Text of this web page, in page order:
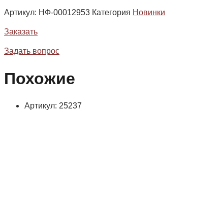
Артикул: НФ-00012953 Категория Новинки
Заказать
Задать вопрос
Похожие
Артикул: 25237